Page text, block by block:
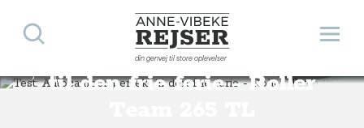
Anne-Vibeke Rejser
din genvej til store oplevelser
Åbn
Søg
Test: Autocamper perfekt
til den frie ferie - Roller
Rejsetips Autocamper perfekt til den frie ferie - Roller Team 265 TL